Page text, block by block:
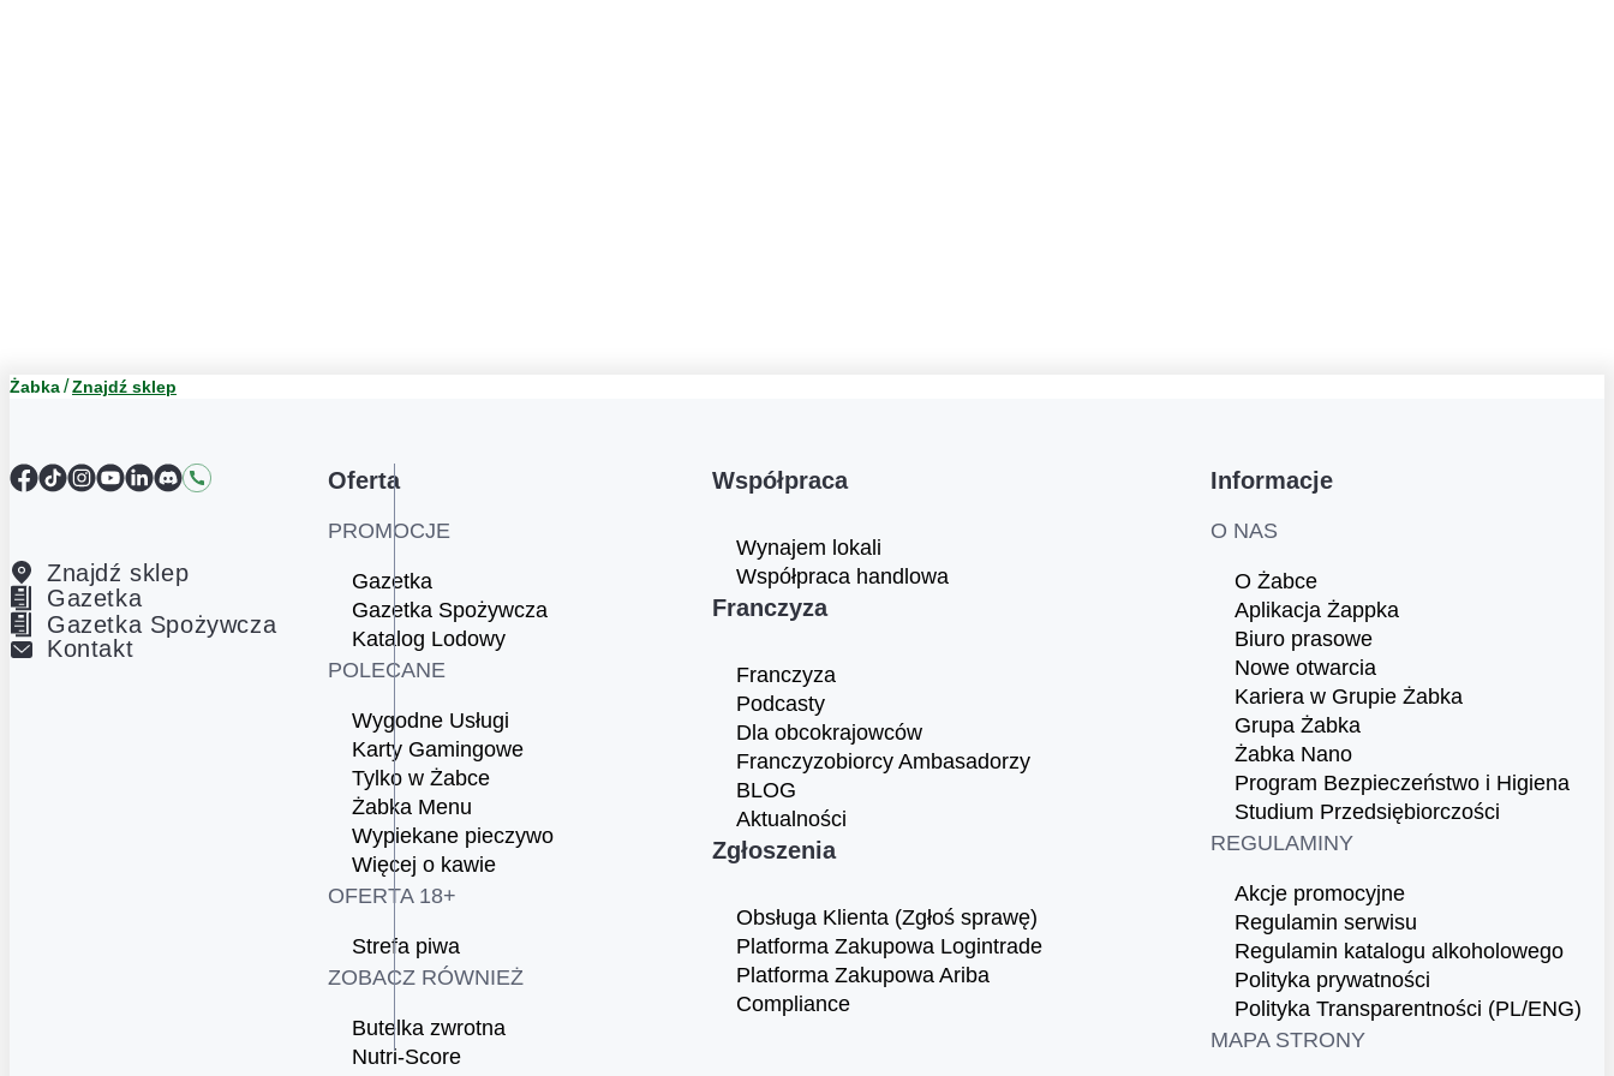
Żabka Znajdź sklep
Facebook
TikTokInstagram
YouTube
LinkedIn
DiscordKontakt
Znajdź sklep
Gazetka
Gazetka Spożywcza
Kontakt
Oferta
PROMOCJE
Gazetka
Gazetka Spożywcza
Katalog Lodowy
POLECANE
Wygodne Usługi
Karty Gamingowe
Tylko w Żabce
Żabka Menu
Wypiekane pieczywo
Więcej o kawie
OFERTA 18+
Strefa piwa
ZOBACZ RÓWNIEŻ
Butelka zwrotna
Nutri-Score
Współpraca
Wynajem lokali
Współpraca handlowa
Franczyza
Franczyza
Podcasty
Dla obcokrajowców
Franczyzobiorcy Ambasadorzy
BLOG
Aktualności
Zgłoszenia
Obsługa Klienta (Zgłoś sprawę)
Platforma Zakupowa Logintrade
Platforma Zakupowa Ariba
Compliance
Informacje
O NAS
O Żabce
Aplikacja Żappka
Biuro prasowe
Nowe otwarcia
Kariera w Grupie Żabka
Grupa Żabka
Żabka Nano
Program Bezpieczeństwo i Higiena
Studium Przedsiębiorczości
REGULAMINY
Akcje promocyjne
Regulamin serwisu
Regulamin katalogu alkoholowego
Polityka prywatności
Polityka Transparentności (PL/ENG)
MAPA STRONY